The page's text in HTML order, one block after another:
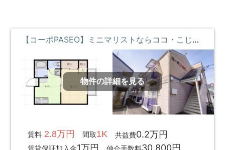
【コーポPASEO】ミニマリストならココ・こじんまりと暮らしたい・コンビニ近くて便利 **即入居募集中**
物件の詳細を見る
賃料2.8万円 間取1K 共益費0.2万円
1万円 30,800円